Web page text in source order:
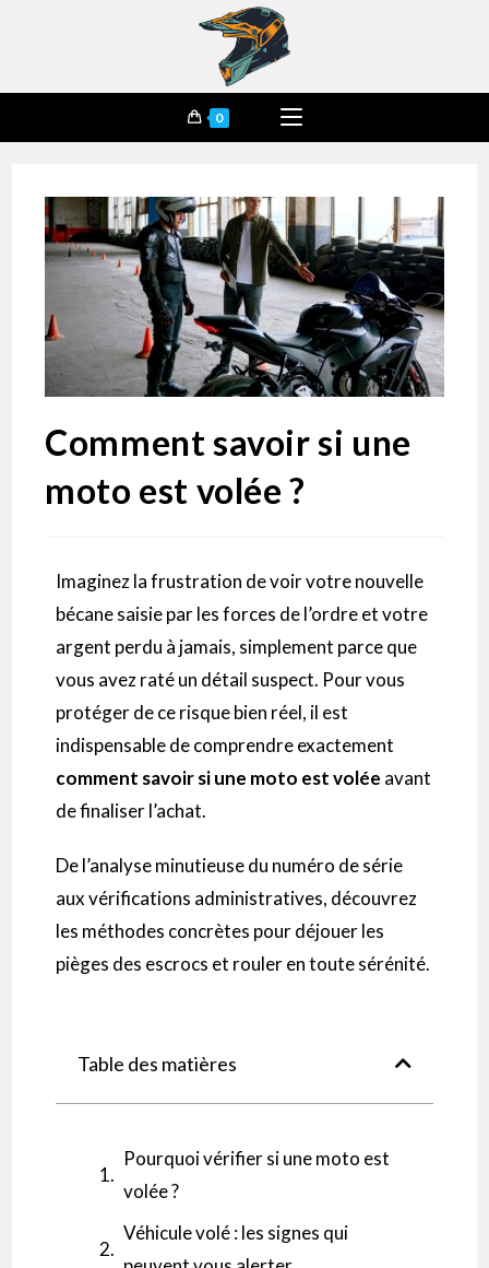
0
Comment savoir si une
moto est volée ?
Imaginez la frustration de voir votre nouvelle
bécane saisie par les forces de l’ordre et votre
argent perdu à jamais, simplement parce que
vous avez raté un détail suspect. Pour vous
protéger de ce risque bien réel, il est
indispensable de comprendre exactement
comment savoir si une moto est volée avant
de finaliser l’achat.
De l’analyse minutieuse du numéro de série
aux vérifications administratives, découvrez
les méthodes concrètes pour déjouer les
pièges des escrocs et rouler en toute sérénité.
Table des matières
Pourquoi vérifier si une moto est
volée ?
Véhicule volé : les signes qui